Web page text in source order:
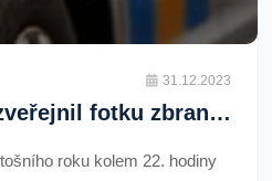
31.12.2023
Sokolov: Mladík zveřejnil fotku zbraně s „výhrůžkou“
roku kolem 22. hodiny